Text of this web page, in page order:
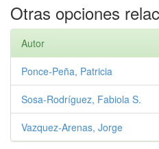
Otras opciones
Autor
Ponce-Peña, Patricia
Sosa-Rodríguez, Fabiola S.
Vazquez-Arenas, Jorge